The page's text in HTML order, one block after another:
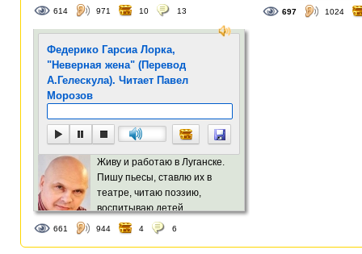
614 971 10 13
http://
697 1024
Федерико Гарсиа Лорка,
"Неверная жена" (Перевод
А.Гелескула). Читает Павел
Морозов
Живу и работаю в Луганске.
Пишу пьесы, ставлю их в
театре, читаю поэзию,
воспитываю детей.
661 944 4 6